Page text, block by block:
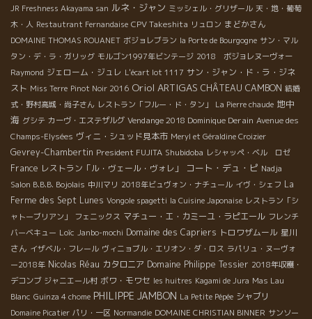
JR Freshness Akayama san ルネ・ジャン ミッシェル・グリザール 天・地・葡萄
木・人 Restautrant Fernandaise CPV Takeshita リュロン まどかさん
DOMAINE THOMAS ROUANET ボジョレブラン la Porte de Bourgogne サン・マル
タン・デ・ラ・ガリッグ モルゴン1997年ビンテージ 2018 ボジョレヌーヴォー
Raymond ジェローム・ジュレ L'écart lot 1117 サン・ジャン・ド・ラ・ジネ
スト Miss Terre Pinot Noir 2016 Oriol ARTIGAS CHÂTEAU CAMBON 結婚
式・野村高城・尚子さん レストラン「フルー・ド・タン」 La Pierre chaude 地中
海 グシテ カーヴ・エステザルグ Vendange 2018 Dominique Derain Avenue des
Champs-Elysées ヴィニ・シュッド見本市 Meryl et Géraldine Croizier
Gevrey-Chambertin President FUJITA Shubidoba レシャッペ・ベル ロゼ
France レストラン「ル・ヴェール・ヴォレ」 コート・デュ・ピ Nadja
Salon B.B.B. Bojolais 中川マリ 2018年ビュヴォン・ナチュール イヴ・シェフ La
Ferme des Sept Lunes Vongole spagetti la Cuisine Japonaise レストラン「シ
ャトーブリアン」
フェニックス マチュー・エ・カミーユ・ラピエール フレンチ
バーベキュー Loïc Janbo-mochi Domaine des Capriers トロワザムール 星川
さん イザベル・フレール ヴィニョブル・エリオン・ダ・ロス ラパリュ・ヌーヴォ
ー2018年 Nicolas Réau カタロニア Domaine Philippe Tessier 2018年収穫・
デコンブ ジャニエール村 ボワ・モワセ les huitres Kagami de Jura Mas Lau
Blanc Guinza 4 chome PHILIPPE JAMBON La Petite Pépée シャブリ
Domaine Picatier パリ・一区 Normandie DOMAINE CHRISTIAN BINNER サンソー